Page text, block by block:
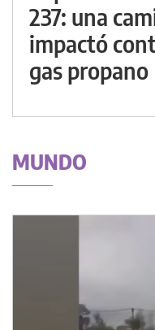
237: una
impactó
gas propano
MUNDO